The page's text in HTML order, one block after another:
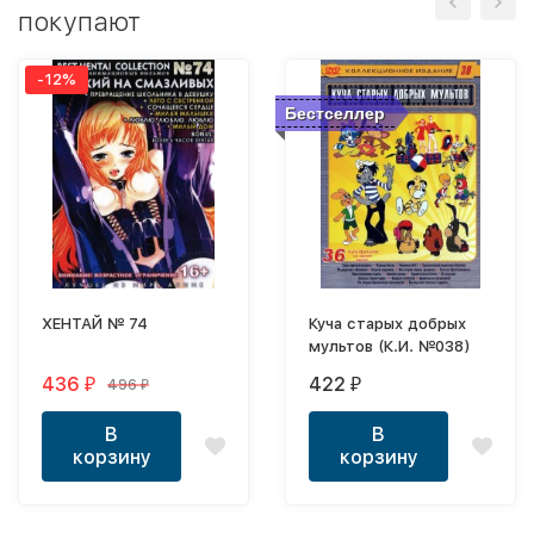
покупают
-12%
ХЕНТАЙ № 74
436 ₽ 496₽
В
корзину
Бестселлер
Куча старых добрых
мультов (К.И. №038)
422 ₽
В
корзину